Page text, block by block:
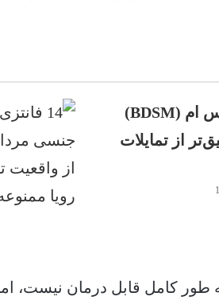
بی دی اس ام (BDSM)
از تمایلات
طور کامل قابل درمان نیست،